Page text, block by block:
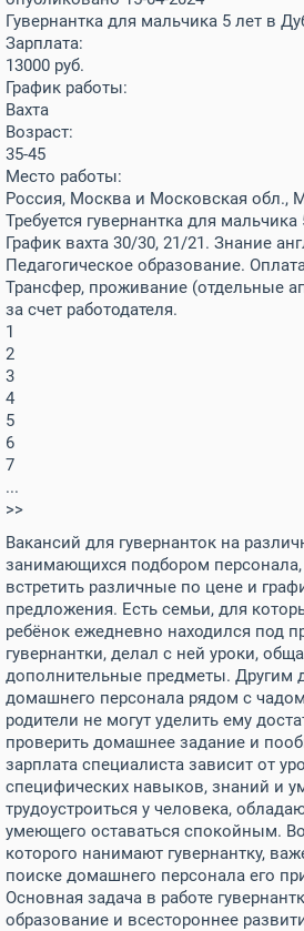
Гувернантка для мальчика 5 лет в
Зарплата:
13000 руб.
График работы:
Вахта
Возраст:
35-45
Место работы:
Россия, Москва и Московская обл.,
Требуется гувернантка для
График вахта 30/30, 21/21. Знание
Педагогическое образование.
Трансфер, проживание (отдельные
за счет работодателя.
1
2
3
4
5
6
7
...
>>
Вакансий для гувернанток на
занимающихся подбором
встретить различные по цене и
предложения. Есть семьи, для
ребёнок ежедневно находился под
гувернантки, делал с ней уроки,
дополнительные предметы. Другим
домашнего персонала рядом с
родители не могут уделить ему
проверить домашнее задание и
зарплата специалиста зависит от
специфических навыков, знаний и
трудоустроиться у человека,
умеющего оставаться спокойным.
которого нанимают гувернантку,
поиске домашнего персонала его
Основная задача в работе
образование и всестороннее